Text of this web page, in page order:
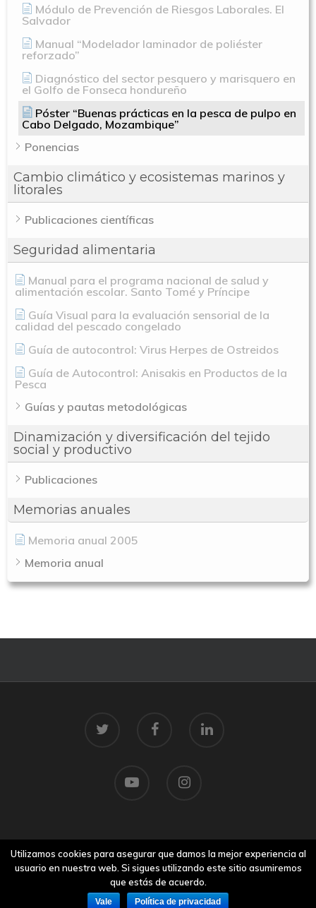
Módulo de Prevención de Riesgos Laborales. El
Salvador
Manual “Modelador laminador de poliéster
reforzado”
Diagnóstico del sector pesquero y marisquero en
el Golfo de Fonseca hondureño
Póster “Buenas prácticas en la pesca de pulpo en
Cabo Delgado, Mozambique”
Ponencias
Cambio climático y ecosistemas marinos y
litorales
Publicaciones científicas
Seguridad alimentaria
Manual para el programa nacional de salud y
alimentación escolar. Santo Tomé y Príncipe
Guía Visual para la evaluación sensorial de la
calidad del pescado congelado
Guía de autocontrol: Virus Herpes de Ostreidos
Guía de Autocontrol: Anisakis en Productos de la
Pesca
Guías y pautas metodológicas
Dinamización y diversificación del tejido
social y productivo
Publicaciones
Memorias anuales
Memoria anual 2005
Memoria anual
Aviso legal
Utilizamos cookies para asegurar que damos la mejor experiencia al
usuario en nuestra web. Si sigues utilizando este sitio asumiremos
que estás de acuerdo.
Vale Política de privacidad